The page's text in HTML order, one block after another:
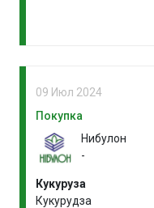
09 Июл 2024
Покупка
Нибулон
-
Кукуруза
Кукурудза